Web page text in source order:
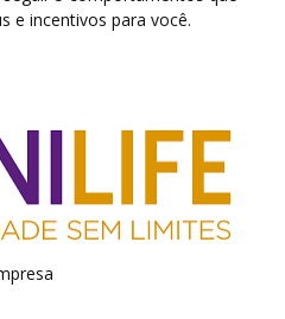
e incentivos para você.